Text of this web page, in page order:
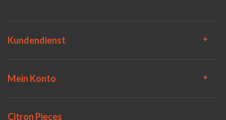
Kundendienst
Mein Konto
Citron Pieces